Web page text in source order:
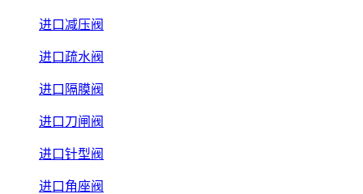
进口减压阀
进口疏水阀
进口隔膜阀
进口刀闸阀
进口针型阀
进口角座阀